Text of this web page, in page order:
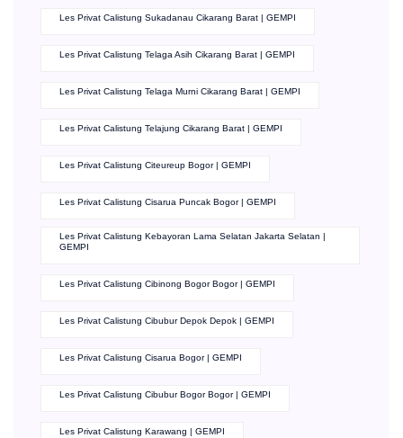
Les Privat Calistung Sukadanau Cikarang Barat | GEMPI
Les Privat Calistung Telaga Asih Cikarang Barat | GEMPI
Les Privat Calistung Telaga Murni Cikarang Barat | GEMPI
Les Privat Calistung Telajung Cikarang Barat | GEMPI
Les Privat Calistung Citeureup Bogor | GEMPI
Les Privat Calistung Cisarua Puncak Bogor | GEMPI
Les Privat Calistung Kebayoran Lama Selatan Jakarta Selatan |
GEMPI
Les Privat Calistung Cibinong Bogor Bogor | GEMPI
Les Privat Calistung Cibubur Depok Depok | GEMPI
Les Privat Calistung Cisarua Bogor | GEMPI
Les Privat Calistung Cibubur Bogor Bogor | GEMPI
Les Privat Calistung Karawang | GEMPI